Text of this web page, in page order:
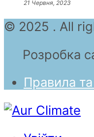
21 Червня, 2023
© 2025 . All
Розробка
Правила